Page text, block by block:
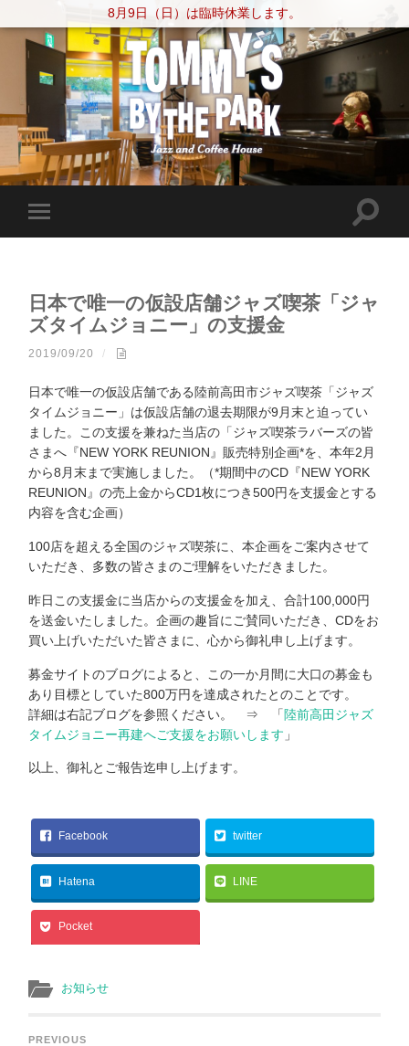
日本で唯一の仮設店舗ジャズ喫茶「ジャ
ズタイムジョニー」の支援金
2019/09/20 /
日本で唯一の仮設店舗である陸前高田市ジャズ喫茶「ジャズ
タイムジョニー」は仮設店舗の退去期限が9月末と迫ってい
ました。この支援を兼ねた当店の「ジャズ喫茶ラバーズの皆
さまへ『NEW YORK REUNION』販売特別企画*を、本年2月
から8月末まで実施しました。（*期間中のCD『NEW YORK
REUNION』の売上金からCD1枚につき500円を支援金とする
内容を含む企画）
100店を超える全国のジャズ喫茶に、本企画をご案内させて
いただき、多数の皆さまのご理解をいただきました。
昨日この支援金に当店からの支援金を加え、合計100,000円
を送金いたしました。企画の趣旨にご賛同いただき、CDをお
買い上げいただいた皆さまに、心から御礼申し上げます。
募金サイトのブログによると、この一か月間に大口の募金も
あり目標としていた800万円を達成されたとのことです。
詳細は右記ブログを参照ください。 ⇒ 「 陸前高田ジャズ
タイムジョニー再建へご支援をお願いします 」
以上、御礼とご報告迄申し上げます。
Facebook twitter
Hatena LINE
Pocket
お知らせ
PREVIOUS
8月9日（日）は臨時休業します。